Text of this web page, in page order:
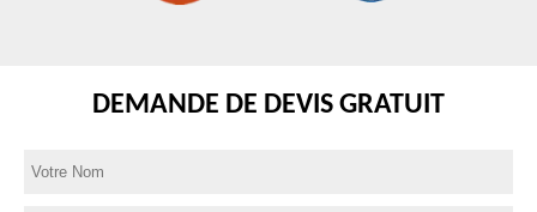
DEMANDE DE DEVIS GRATUIT